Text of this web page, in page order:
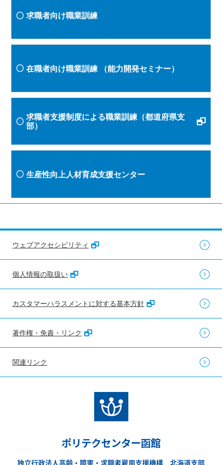
求職者向け職業訓練
在職者向け職業訓練 （能力開発セミナー）
求職者支援制度による職業訓練（都道府県支
部）
生産性向上人材育成支援センター
ウェブアクセシビリティ
個人情報の取扱い
カスタマーハラスメントに対する基本方針
著作権・免責・リンク
関連リンク
ポリテクセンター函館
独立行政法人高齢・障害・求職者雇用支援機構 北海道支部